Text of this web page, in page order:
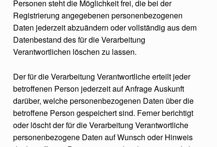
Personen steht die Möglichkeit frei, die bei der
Registrierung angegebenen personenbezogenen
Daten jederzeit abzuändern oder vollständig aus dem
Datenbestand des für die Verarbeitung
Verantwortlichen löschen zu lassen.
Der für die Verarbeitung Verantwortliche erteilt jeder
betroffenen Person jederzeit auf Anfrage Auskunft
darüber, welche personenbezogenen Daten über die
betroffene Person gespeichert sind. Ferner berichtigt
oder löscht der für die Verarbeitung Verantwortliche
personenbezogene Daten auf Wunsch oder Hinweis